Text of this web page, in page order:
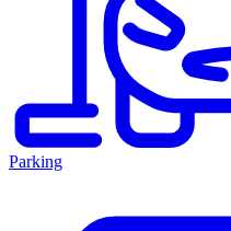
Parking